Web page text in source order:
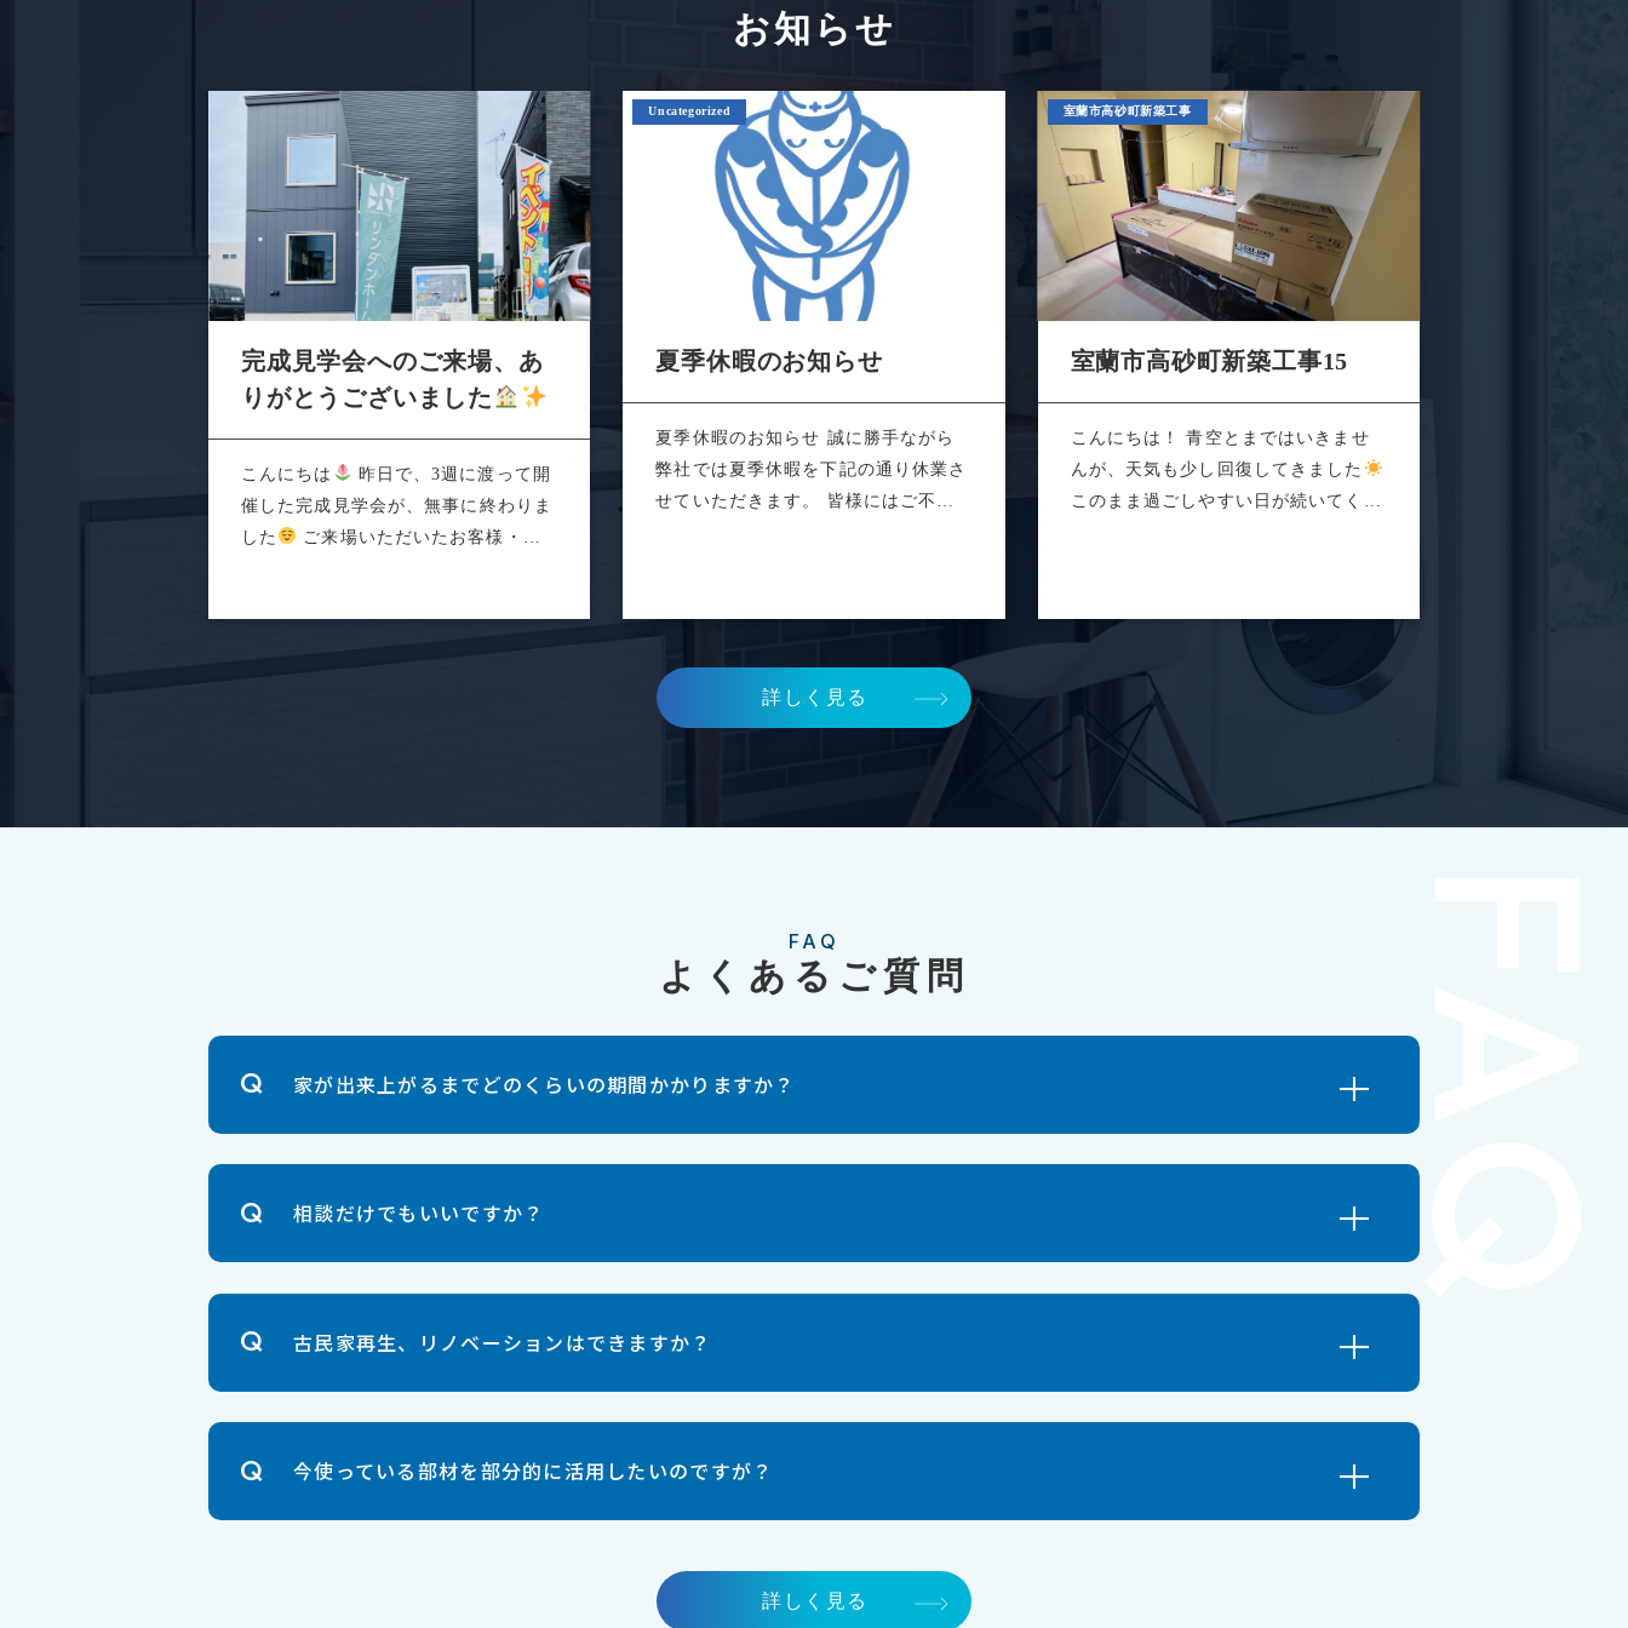
お知らせ
完成見学会へのご来場、あ
りがとうございました
こんにちは
昨日で、3週に渡って開
催した完成見学会が、無事に終わりま
した
ご来場いただいたお客様・関
Uncategorized
夏季休暇のお知らせ
夏季休暇のお知らせ 誠に勝手ながら
弊社では夏季休暇を下記の通り休業さ
せていただきます。 皆様にはご不便
室蘭市高砂町新築工事
室蘭市高砂町新築工事15
こんにちは！ 青空とまではいきませ
んが、天気も少し回復してきました
このまま過ごしやすい日が続いてくれ
詳しく見る
FAQ
よくあるご質問
家が出来上がるまでどのくらいの期間かかりますか？
相談だけでもいいですか？
古民家再生、リノベーションはできますか？
今使っている部材を部分的に活用したいのですが？
詳しく見る